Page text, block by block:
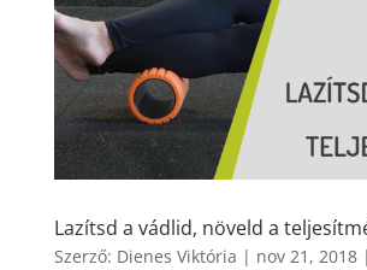
Lazítsd a vádlid, növeld a
Szerző: Dienes Viktória | nov 21, 2018|